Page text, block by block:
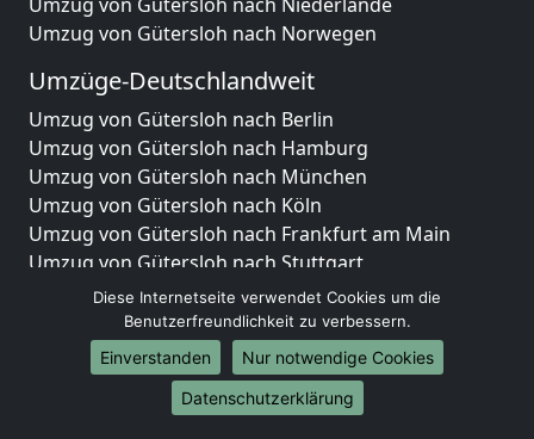
Umzug von Gütersloh nach Norwegen
Umzüge-Deutschlandweit
Umzug von Gütersloh nach Berlin
Umzug von Gütersloh nach Hamburg
Umzug von Gütersloh nach München
Umzug von Gütersloh nach Köln
Umzug von Gütersloh nach Frankfurt am Main
Umzug von Gütersloh nach Stuttgart
Umzug von Gütersloh nach Düsseldorf
Umzug von Gütersloh nach Leipzig
Umzug von Gütersloh nach Dortmund
Umzug von Gütersloh nach Essen
Umzug von Gütersloh nach Bremen
Diese Internetseite verwendet Cookies um die
Benutzerfreundlichkeit zu verbessern.
Einverstanden
Nur notwendige Cookies
Datenschutzerklärung